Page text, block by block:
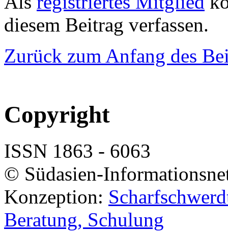
diesem Beitrag verfassen.
Zurück zum Anfang des
Copyright
ISSN 1863 - 6063
© Südasien-
Konzeption:
Beratung, Schulung